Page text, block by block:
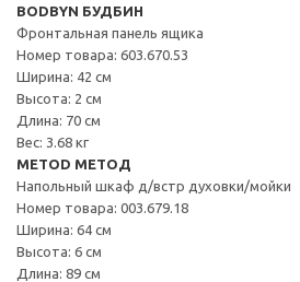
BODBYN БУДБИН
Фронтальная панель ящика
Номер товара: 603.670.53
Ширина: 42 см
Высота: 2 см
Длина: 70 см
Вес: 3.68 кг
METOD МЕТОД
Напольный шкаф д/встр духовки/мойки
Номер товара: 003.679.18
Ширина: 64 см
Высота: 6 см
Длина: 89 см